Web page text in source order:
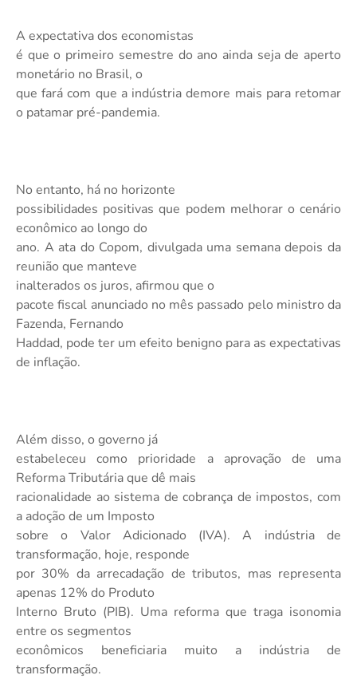
A expectativa dos economistas
é que o primeiro semestre do ano ainda seja de aperto
monetário no Brasil, o
que fará com que a indústria demore mais para retomar
o patamar pré-pandemia.
No entanto, há no horizonte
possibilidades positivas que podem melhorar o cenário
econômico ao longo do
ano. A ata do Copom, divulgada uma semana depois da
reunião que manteve
inalterados os juros, afirmou que o
pacote fiscal anunciado no mês passado pelo ministro da
Fazenda, Fernando
Haddad, pode ter um efeito benigno para as expectativas
de inflação.
Além disso, o governo já
estabeleceu como prioridade a aprovação de uma
Reforma Tributária que dê mais
racionalidade ao sistema de cobrança de impostos, com
a adoção de um Imposto
sobre o Valor Adicionado (IVA). A indústria de
transformação, hoje, responde
por 30% da arrecadação de tributos, mas representa
apenas 12% do Produto
Interno Bruto (PIB). Uma reforma que traga isonomia
entre os segmentos
econômicos beneficiaria muito a indústria de
transformação.